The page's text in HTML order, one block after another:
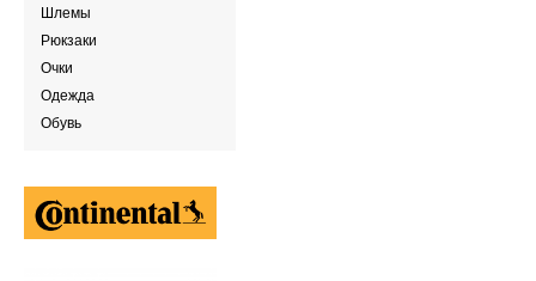
Шлемы
Рюкзаки
Очки
Одежда
Обувь